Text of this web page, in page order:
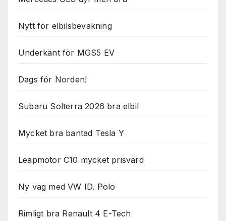
Nytt för elbilsbevakning
Underkänt för MGS5 EV
Dags för Norden!
Subaru Solterra 2026 bra elbil
Mycket bra bantad Tesla Y
Leapmotor C10 mycket prisvärd
Ny väg med VW ID. Polo
Rimligt bra Renault 4 E-Tech